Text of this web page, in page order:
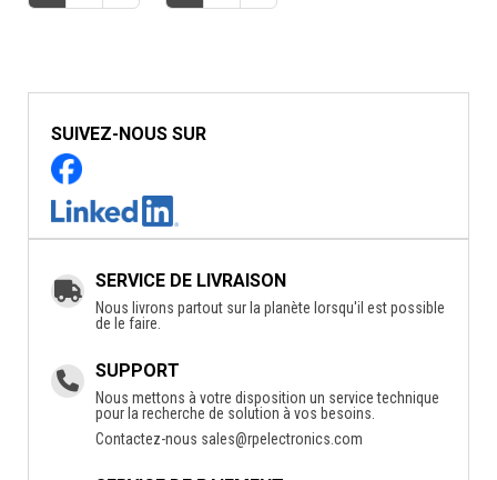
SUIVEZ-NOUS SUR
SERVICE DE LIVRAISON
Nous livrons partout sur la planète lorsqu'il est possible
de le faire.
SUPPORT
Nous mettons à votre disposition un service technique
pour la recherche de solution à vos besoins.
Contactez-nous sales@rpelectronics.com